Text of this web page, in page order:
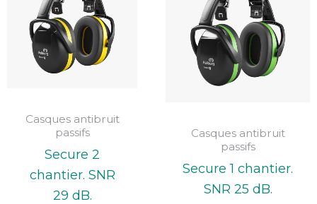
Casques antibruit
passifs
Secure 2
chantier. SNR
29 dB.
Casques antibruit
passifs
Secure 1 chantier.
SNR 25 dB.